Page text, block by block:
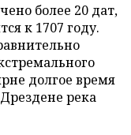
более 20 дат,
к 1707 году.
долгое время
река